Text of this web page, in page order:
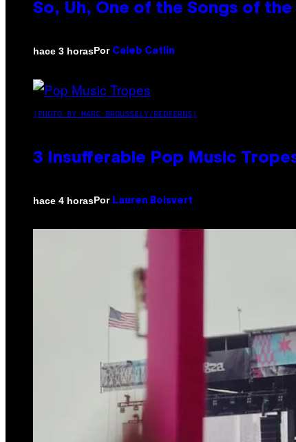
So, Uh, One of the Songs of
hace 3 horasPor Caleb Catlin
(PHOTO BY MARC BROUSSELY/REDFERNS)
3 Insufferable Pop Music
hace 4 horasPor Lauren Boisvert